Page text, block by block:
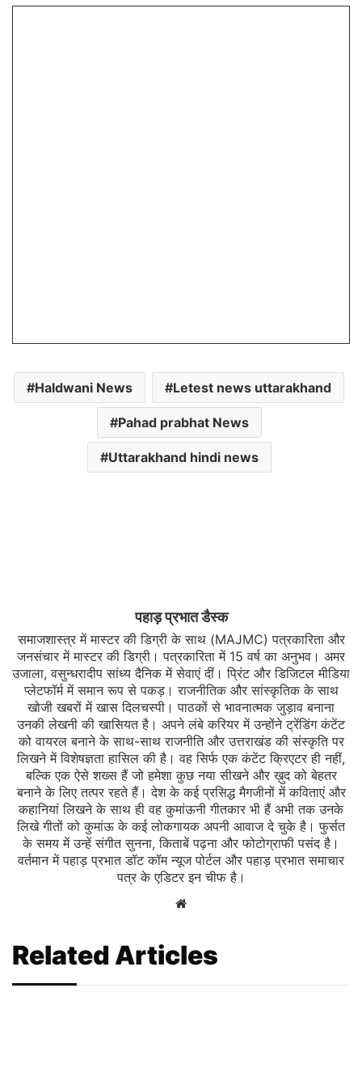
Haldwani News Letest news uttarakhand
Pahad prabhat News
Uttarakhand hindi news
पहाड़ प्रभात डैस्क
समाजशास्त्र में मास्टर की डिग्री के साथ (MAJMC) पत्रकारिता और
जनसंचार में मास्टर की डिग्री। पत्रकारिता में 15 वर्ष का अनुभव। अमर
उजाला, वसुन्धरादीप सांध्य दैनिक में सेवाएं दीं। प्रिंट और डिजिटल मीडिया
प्लेटफॉर्म में समान रूप से पकड़। राजनीतिक और सांस्कृतिक के साथ
खोजी खबरों में खास दिलचस्‍पी। पाठकों से भावनात्मक जुड़ाव बनाना
उनकी लेखनी की खासियत है। अपने लंबे करियर में उन्होंने ट्रेंडिंग कंटेंट
को वायरल बनाने के साथ-साथ राजनीति और उत्तराखंड की संस्कृति पर
लिखने में विशेषज्ञता हासिल की है। वह सिर्फ एक कंटेंट क्रिएटर ही नहीं,
बल्कि एक ऐसे शख्स हैं जो हमेशा कुछ नया सीखने और ख़ुद को बेहतर
बनाने के लिए तत्पर रहते हैं। देश के कई प्रसिद्ध मैगजीनों में कविताएं और
कहानियां लिखने के साथ ही वह कुमांऊनी गीतकार भी हैं अभी तक उनके
लिखे गीतों को कुमांऊ के कई लोकगायक अपनी आवाज दे चुके है। फुर्सत
के समय में उन्हें संगीत सुनना, किताबें पढ़ना और फोटोग्राफी पसंद है।
वर्तमान में पहाड़ प्रभात डॉट कॉम न्यूज पोर्टल और पहाड़ प्रभात समाचार
पत्र के एडिटर इन चीफ है।
Website
Related Articles